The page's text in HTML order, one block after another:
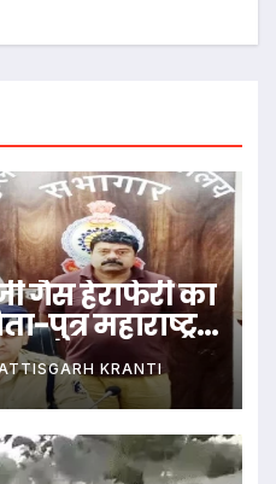
गैस हेराफेरी का
पुत्र महाराष्ट्र
KRANTI